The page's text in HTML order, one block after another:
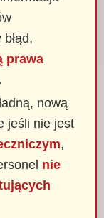
prawa
nową
jeśli nie jest
,
nie